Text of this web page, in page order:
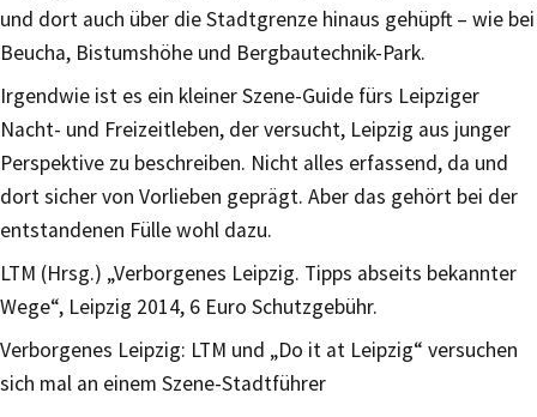
und dort auch über die Stadtgrenze hinaus gehüpft – wie bei
Beucha, Bistumshöhe und Bergbautechnik-Park.
Irgendwie ist es ein kleiner Szene-Guide fürs Leipziger
Nacht- und Freizeitleben, der versucht, Leipzig aus junger
Perspektive zu beschreiben. Nicht alles erfassend, da und
dort sicher von Vorlieben geprägt. Aber das gehört bei der
entstandenen Fülle wohl dazu.
LTM (Hrsg.) „Verborgenes Leipzig. Tipps abseits bekannter
Wege“, Leipzig 2014, 6 Euro Schutzgebühr.
Verborgenes Leipzig: LTM und „Do it at Leipzig“ versuchen
sich mal an einem Szene-Stadtführer